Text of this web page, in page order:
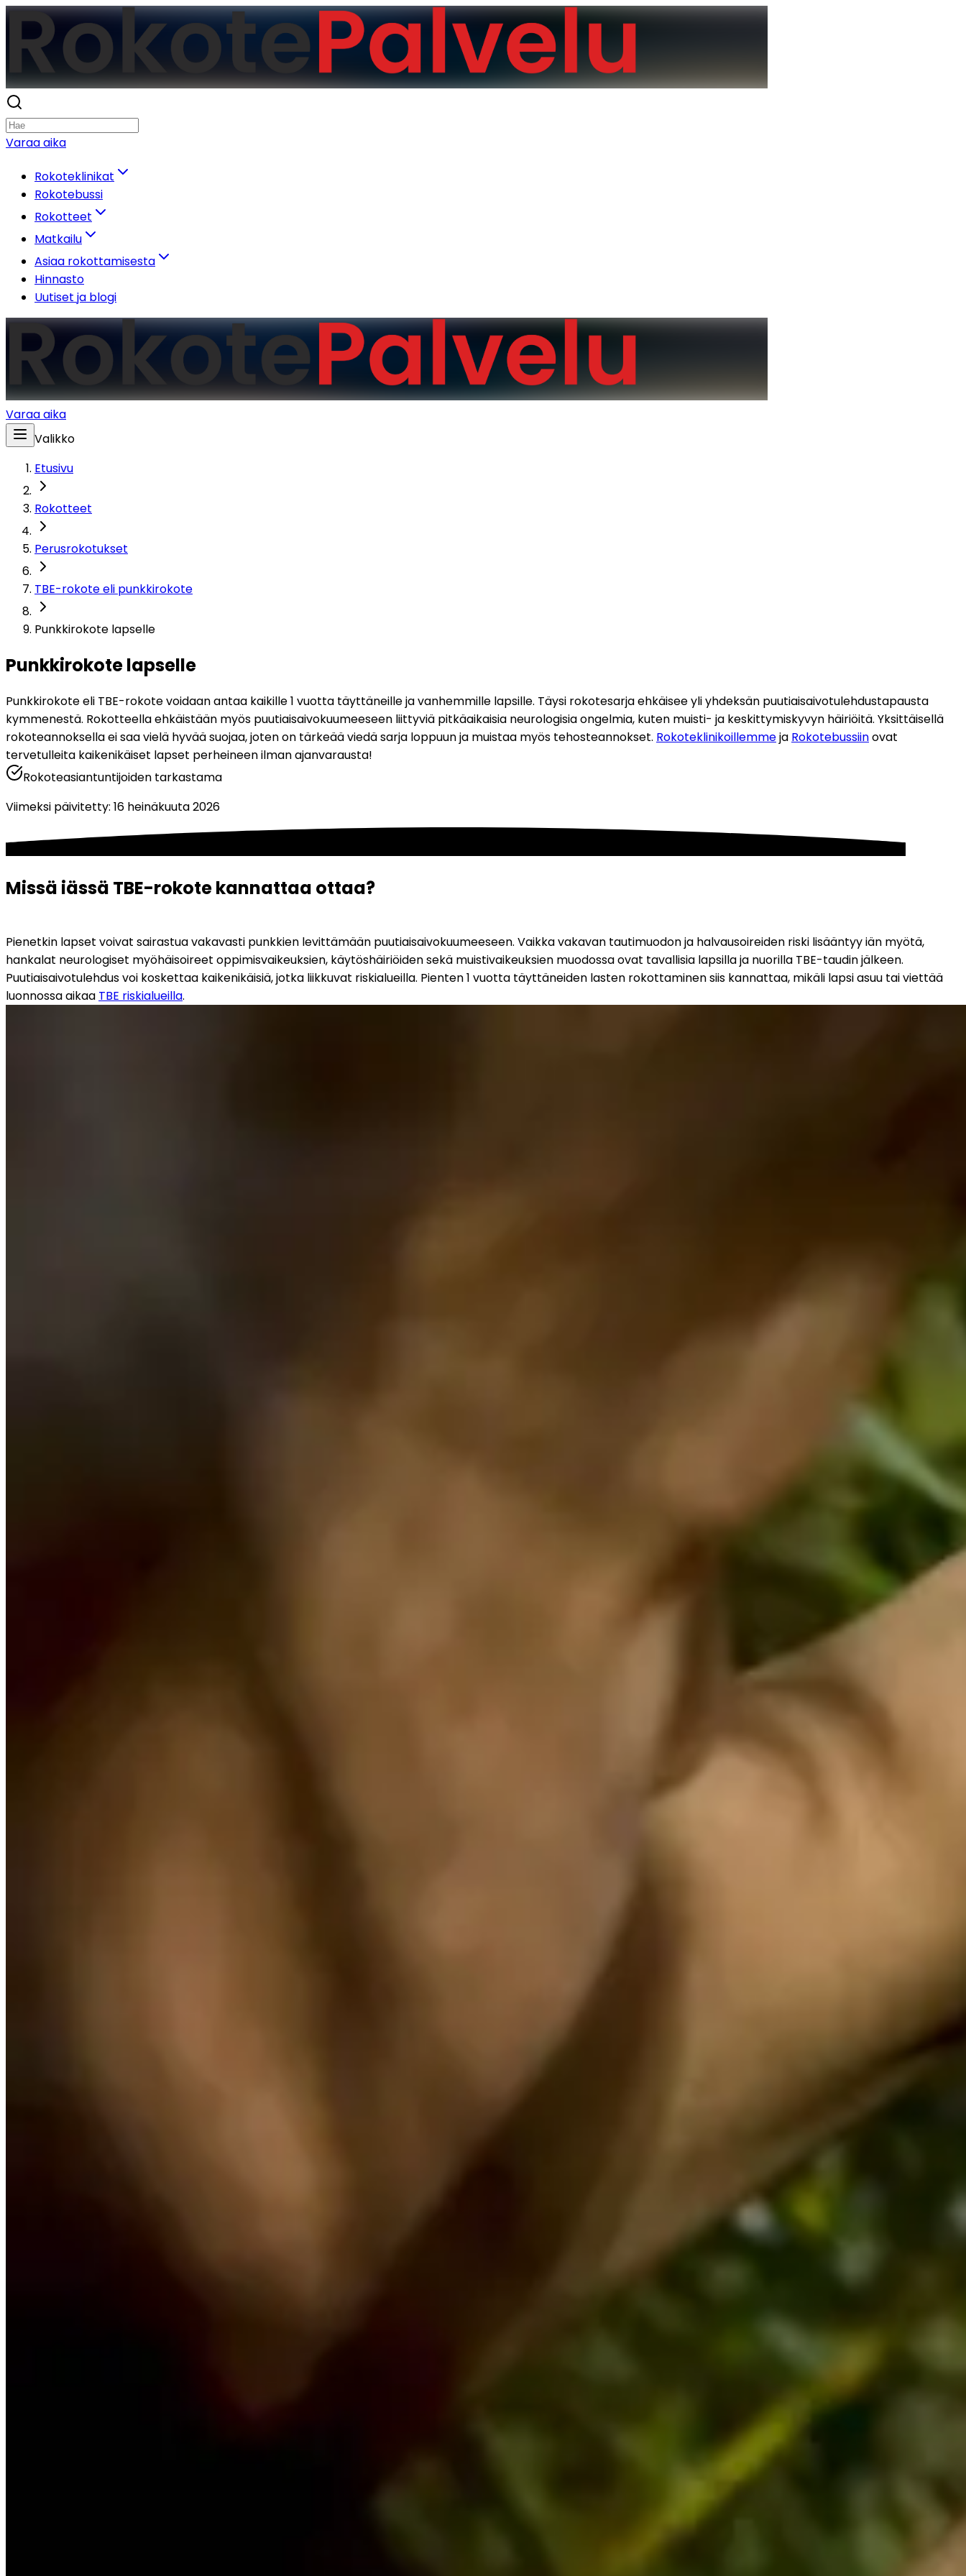
Varaa aika
Rokoteklinikat
Rokotebussi
Rokotteet
Matkailu
Asiaa rokottamisesta
Hinnasto
Uutiset ja blogi
Varaa aika
Valikko
Etusivu
Rokotteet
Perusrokotukset
TBE-rokote eli punkkirokote
Punkkirokote lapselle
Punkkirokote lapselle
Punkkirokote eli TBE-rokote voidaan antaa kaikille 1 vuotta täyttäneille ja vanhemmille lapsille. Täysi rokotesarja ehkäisee yli yhdeksän puutiaisaivotulehdustapausta
kymmenestä. Rokotteella ehkäistään myös puutiaisaivokuumeeseen liittyviä pitkäaikaisia neurologisia ongelmia, kuten muisti- ja keskittymiskyvyn häiriöitä. Yksittäisellä
rokoteannoksella ei saa vielä hyvää suojaa, joten on tärkeää viedä sarja loppuun ja muistaa myös tehosteannokset. Rokoteklinikoillemme ja Rokotebussiin ovat
tervetulleita kaikenikäiset lapset perheineen ilman ajanvarausta!
Rokoteasiantuntijoiden tarkastama
Viimeksi päivitetty: 16 heinäkuuta 2026
Missä iässä TBE-rokote kannattaa ottaa?
Pienetkin lapset voivat sairastua vakavasti punkkien levittämään puutiaisaivokuumeeseen. Vaikka vakavan tautimuodon ja halvausoireiden riski lisääntyy iän myötä,
hankalat neurologiset myöhäisoireet oppimisvaikeuksien, käytöshäiriöiden sekä muistivaikeuksien muodossa ovat tavallisia lapsilla ja nuorilla TBE-taudin jälkeen.
Puutiaisaivotulehdus voi koskettaa kaikenikäisiä, jotka liikkuvat riskialueilla. Pienten 1 vuotta täyttäneiden lasten rokottaminen siis kannattaa, mikäli lapsi asuu tai viettää
luonnossa aikaa TBE riskialueilla.